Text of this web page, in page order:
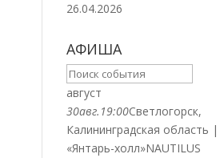
26.04.2026
АФИША
август
30авг. 19:00Светлогорск,
Калининградская область |
«Янтарь-холл»NAUTILUS